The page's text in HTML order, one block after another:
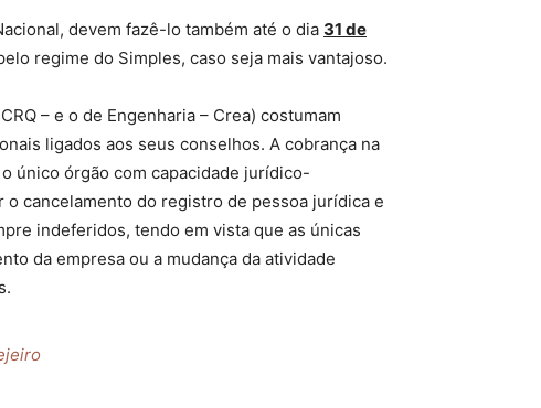
devem fazê-lo também até o dia 31 de
regime do Simples, caso seja mais vantajoso.
– e o de Engenharia – Crea) costumam
ligados aos seus conselhos. A cobrança na
único órgão com capacidade jurídico-
cancelamento do registro de pessoa jurídica e
indeferidos, tendo em vista que as únicas
da empresa ou a mudança da atividade